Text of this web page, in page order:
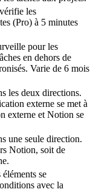
les
(Pro) à 5 minutes
pour les
en dehors de
Varie de 6 mois
les deux directions.
externe se met à
externe et Notion se
une seule direction.
Notion, soit de
se
avec la